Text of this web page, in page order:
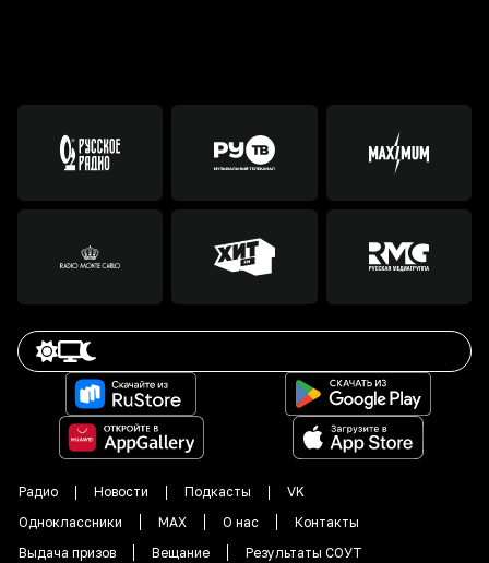
Радио Новости Подкасты
VK
Одноклассники
MAX О нас
Контакты
Выдача призов
Вещание Результаты СОУТ